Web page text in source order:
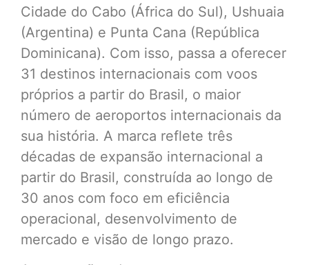
Cidade do Cabo (África do Sul), Ushuaia
(Argentina) e Punta Cana (República
Dominicana). Com isso, passa a oferecer
31 destinos internacionais com voos
próprios a partir do Brasil, o maior
número de aeroportos internacionais da
sua história. A marca reflete três
décadas de expansão internacional a
partir do Brasil, construída ao longo de
30 anos com foco em eficiência
operacional, desenvolvimento de
mercado e visão de longo prazo.